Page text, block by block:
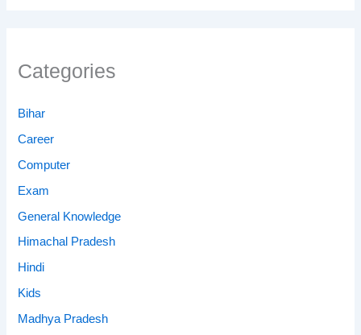
Categories
Bihar
Career
Computer
Exam
General Knowledge
Himachal Pradesh
Hindi
Kids
Madhya Pradesh